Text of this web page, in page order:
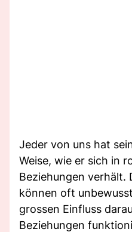
Jeder von uns hat
Weise, wie er sich in
Beziehungen verhält.
können oft
grossen Einfluss
Beziehungen